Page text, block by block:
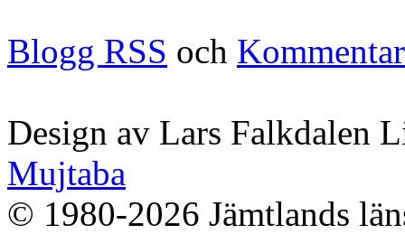
Blogg RSS och
Design av Lars Falkdalen
Mujtaba
© 1980-2026 Jämtlands